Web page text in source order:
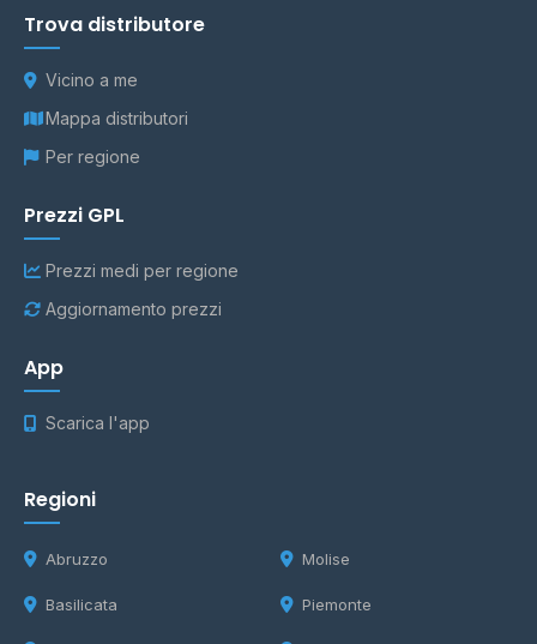
Trova distributore
Vicino a me
Mappa distributori
Per regione
Prezzi GPL
Prezzi medi per regione
Aggiornamento prezzi
App
Scarica l'app
Regioni
Abruzzo
Basilicata
Molise
Piemonte